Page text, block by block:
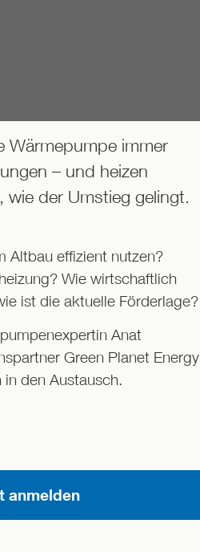
Wärmepumpe immer
– und heizen
wie der Umstieg gelingt.
Altbau effizient nutzen?
Wie wirtschaftlich
ist die aktuelle Förderlage?
Anat
Green Planet Energy
den Austausch.
anmelden